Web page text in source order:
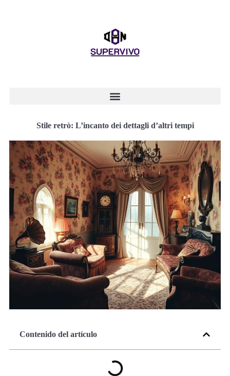
Stile retrò: L’incanto dei dettagli d’altri tempi
Contenido del artículo